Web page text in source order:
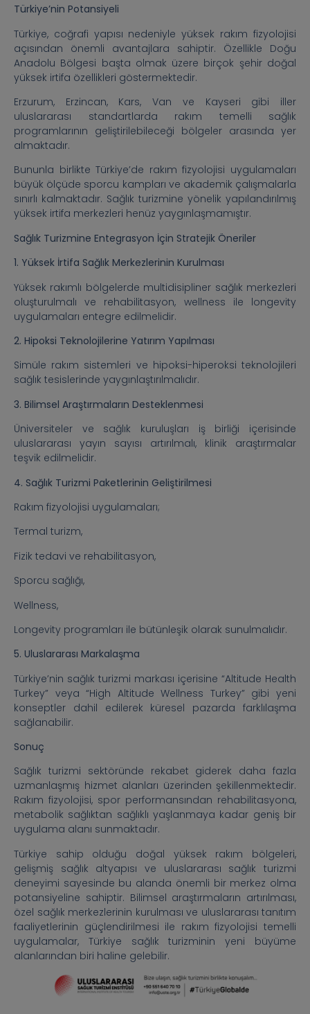
Türkiye’nin Potansiyeli
Türkiye, coğrafi yapısı nedeniyle yüksek rakım fizyolojisi
açısından önemli avantajlara sahiptir. Özellikle Doğu
Anadolu Bölgesi başta olmak üzere birçok şehir doğal
yüksek irtifa özellikleri göstermektedir.
Erzurum, Erzincan, Kars, Van ve Kayseri gibi iller
uluslararası standartlarda rakım temelli sağlık
programlarının geliştirilebileceği bölgeler arasında yer
almaktadır.
Bununla birlikte Türkiye’de rakım fizyolojisi uygulamaları
büyük ölçüde sporcu kampları ve akademik çalışmalarla
sınırlı kalmaktadır. Sağlık turizmine yönelik yapılandırılmış
yüksek irtifa merkezleri henüz yaygınlaşmamıştır.
Sağlık Turizmine Entegrasyon İçin Stratejik Öneriler
1. Yüksek İrtifa Sağlık Merkezlerinin Kurulması
Yüksek rakımlı bölgelerde multidisipliner sağlık merkezleri
oluşturulmalı ve rehabilitasyon, wellness ile longevity
uygulamaları entegre edilmelidir.
2. Hipoksi Teknolojilerine Yatırım Yapılması
Simüle rakım sistemleri ve hipoksi-hiperoksi teknolojileri
sağlık tesislerinde yaygınlaştırılmalıdır.
3. Bilimsel Araştırmaların Desteklenmesi
Üniversiteler ve sağlık kuruluşları iş birliği içerisinde
uluslararası yayın sayısı artırılmalı, klinik araştırmalar
teşvik edilmelidir.
4. Sağlık Turizmi Paketlerinin Geliştirilmesi
Rakım fizyolojisi uygulamaları;
Termal turizm,
Fizik tedavi ve rehabilitasyon,
Sporcu sağlığı,
Wellness,
Longevity programları ile bütünleşik olarak sunulmalıdır.
5. Uluslararası Markalaşma
Türkiye’nin sağlık turizmi markası içerisine “Altitude Health
Turkey” veya “High Altitude Wellness Turkey” gibi yeni
konseptler dahil edilerek küresel pazarda farklılaşma
sağlanabilir.
Sonuç
Sağlık turizmi sektöründe rekabet giderek daha fazla
uzmanlaşmış hizmet alanları üzerinden şekillenmektedir.
Rakım fizyolojisi, spor performansından rehabilitasyona,
metabolik sağlıktan sağlıklı yaşlanmaya kadar geniş bir
uygulama alanı sunmaktadır.
Türkiye sahip olduğu doğal yüksek rakım bölgeleri,
gelişmiş sağlık altyapısı ve uluslararası sağlık turizmi
deneyimi sayesinde bu alanda önemli bir merkez olma
potansiyeline sahiptir. Bilimsel araştırmaların artırılması,
özel sağlık merkezlerinin kurulması ve uluslararası tanıtım
faaliyetlerinin güçlendirilmesi ile rakım fizyolojisi temelli
uygulamalar, Türkiye sağlık turizminin yeni büyüme
alanlarından biri haline gelebilir.